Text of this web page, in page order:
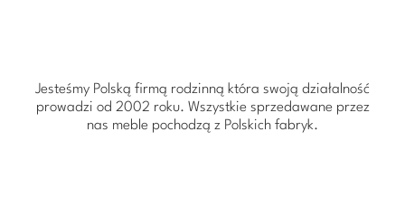
Jesteśmy Polską firmą rodzinną która swoją działalność
prowadzi od 2002 roku. Wszystkie sprzedawane przez
nas meble pochodzą z Polskich fabryk.